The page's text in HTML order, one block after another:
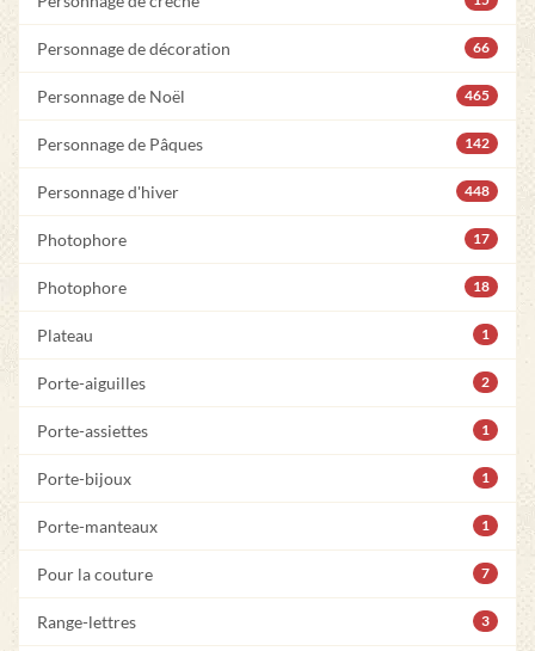
Personnage de décoration 66
Personnage de Noël 465
Personnage de Pâques 142
Personnage d'hiver 448
Photophore 17
Photophore 18
Plateau 1
Porte-aiguilles 2
Porte-assiettes 1
Porte-bijoux 1
Porte-manteaux 1
Pour la couture 7
Range-lettres 3